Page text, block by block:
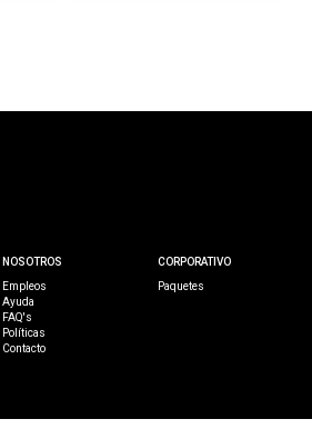
NOSOTROS
Empleos
Ayuda
FAQ's
Políticas
Contacto
CORPORATIVO
Paquetes